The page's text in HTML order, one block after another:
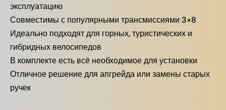
эксплуатацию
Совместимы с популярными трансмиссиями 3×8
Идеально подходят для горных, туристических и
гибридных велосипедов
В комплекте есть всё необходимое для установки
Отличное решение для апгрейда или замены старых
ручек